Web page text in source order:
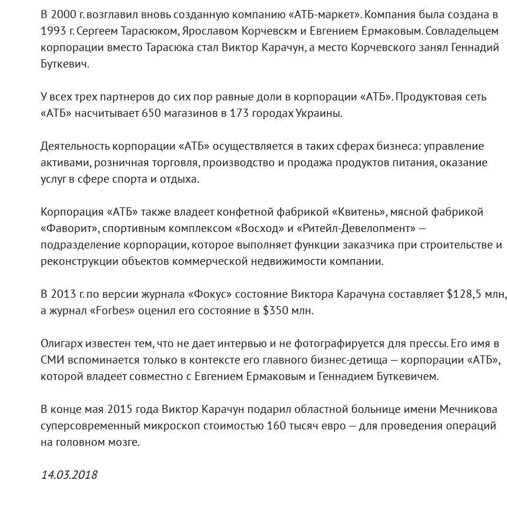
В 2000 г. возглавил вновь созданную компанию «АТБ-маркет». Компания была создана в
1993 г. Сергеем Тарасюком, Ярославом Корчевскм и Евгением Ермаковым. Совладельцем
корпорации вместо Тарасюка стал Виктор Карачун, а место Корчевского занял Геннадий
Буткевич.
У всех трех партнеров до сих пор равные доли в корпорации «АТБ». Продуктовая сеть
«АТБ» насчитывает 650 магазинов в 173 городах Украины.
Деятельность корпорации «АТБ» осуществляется в таких сферах бизнеса: управление
активами, розничная торговля, производство и продажа продуктов питания, оказание
услуг в сфере спорта и отдыха.
Корпорация «АТБ» также владеет конфетной фабрикой «Квитень», мясной фабрикой
«Фаворит», спортивным комплексом «Восход» и «Ритейл-Девелопмент» —
подразделение корпорации, которое выполняет функции заказчика при строительстве и
реконструкции объектов коммерческой недвижимости компании.
В 2013 г. по версии журнала «Фокус» состояние Виктора Карачуна составляет $128,5 млн,
а журнал «Forbes» оценил его состояние в $350 млн.
Олигарх известен тем, что не дает интервью и не фотографируется для прессы. Его имя в
СМИ вспоминается только в контексте его главного бизнес-детища — корпорации «АТБ»,
которой владеет совместно с Евгением Ермаковым и Геннадием Буткевичем.
В конце мая 2015 года Виктор Карачун подарил областной больнице имени Мечникова
суперсовременный микроскоп стоимостью 160 тысяч евро — для проведения операций
на головном мозге.
14.03.2018